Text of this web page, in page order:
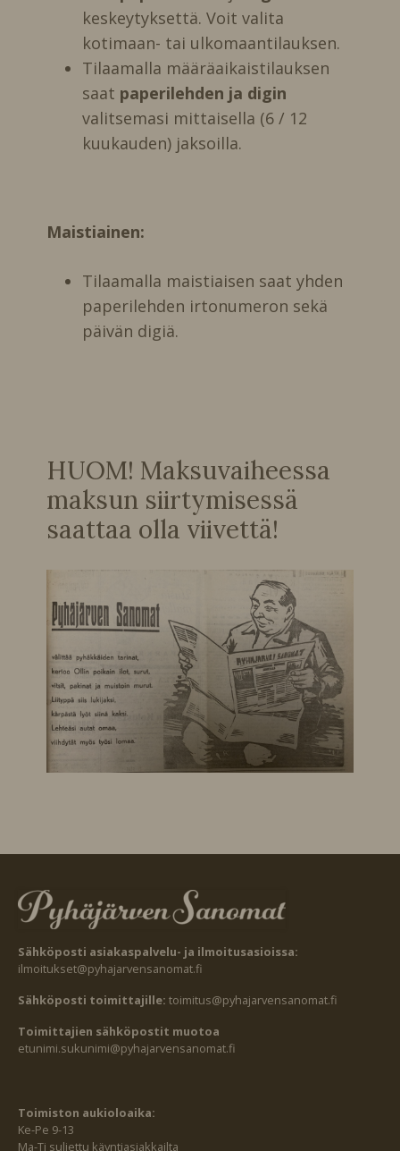
keskeytyksettä. Voit valita
kotimaan- tai ulkomaantilauksen.
Tilaamalla määräaikaistilauksen
saat paperilehden ja digin
valitsemasi mittaisella (6 / 12
kuukauden) jaksoilla.
Maistiainen:
Tilaamalla maistiaisen saat yhden
paperilehden irtonumeron sekä
päivän digiä.
HUOM! Maksuvaiheessa
maksun siirtymisessä
saattaa olla viivettä!
Sähköposti asiakaspalvelu- ja ilmoitusasioissa:
ilmoitukset@pyhajarvensanomat.fi
Sähköposti toimittajille: toimitus@pyhajarvensanomat.fi
Toimittajien sähköpostit muotoa
etunimi.sukunimi@pyhajarvensanomat.fi
Toimiston aukioloaika:
Ke-Pe 9-13
Ma-Ti suljettu käyntiasiakkailta